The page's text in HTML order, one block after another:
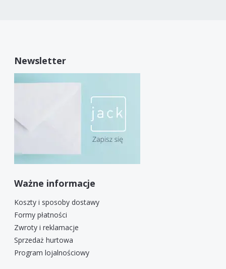
Newsletter
Ważne informacje
Koszty i sposoby dostawy
Formy płatności
Zwroty i reklamacje
Sprzedaż hurtowa
Program lojalnościowy